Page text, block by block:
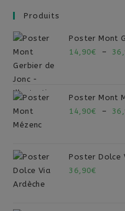
Produits
Poster Mont
14,90€ –
Poster Mont
14,90€ –
Poster Dolce
36,90€